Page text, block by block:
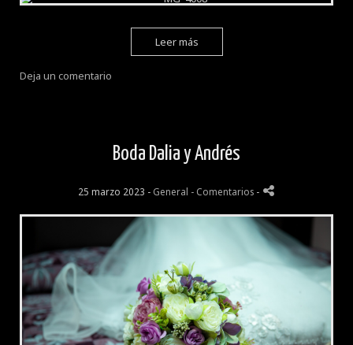
Leer más
Deja un comentario
Boda Dalia y Andrés
25 marzo 2023 - General - Comentarios -